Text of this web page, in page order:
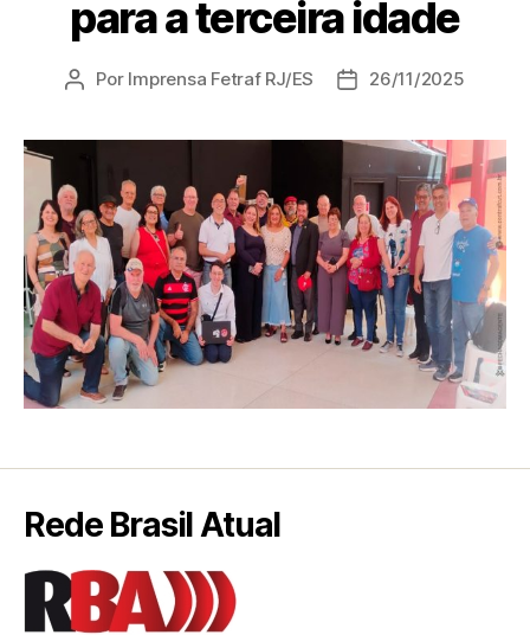
para a terceira idade
Por Imprensa Fetraf RJ/ES 26/11/2025
Rede Brasil Atual